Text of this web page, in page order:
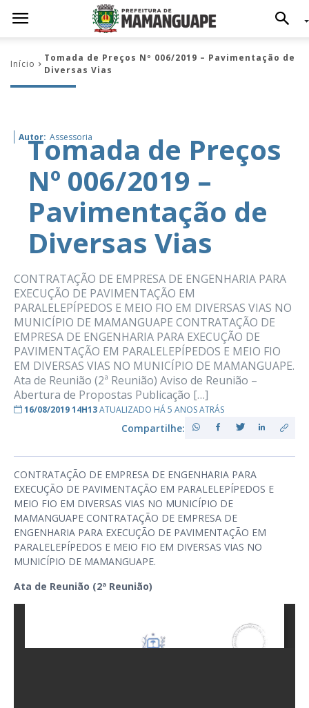
Início
Tomada de Preços Nº 006/2019 – Pavimentação de
Diversas Vias
Autor: Assessoria
Tomada de Preços
Nº 006/2019 –
Pavimentação de
Diversas Vias
CONTRATAÇÃO DE EMPRESA DE ENGENHARIA PARA
EXECUÇÃO DE PAVIMENTAÇÃO EM
PARALELEPÍPEDOS E MEIO FIO EM DIVERSAS VIAS NO
MUNICÍPIO DE MAMANGUAPE CONTRATAÇÃO DE
EMPRESA DE ENGENHARIA PARA EXECUÇÃO DE
PAVIMENTAÇÃO EM PARALELEPÍPEDOS E MEIO FIO
EM DIVERSAS VIAS NO MUNICÍPIO DE MAMANGUAPE.
Ata de Reunião (2ª Reunião) Aviso de Reunião –
Abertura de Propostas Publicação […]
16/08/2019 14H13ATUALIZADO HÁ 5 ANOS ATRÁS
Compartilhe:
CONTRATAÇÃO DE EMPRESA DE ENGENHARIA PARA
EXECUÇÃO DE PAVIMENTAÇÃO EM PARALELEPÍPEDOS E
MEIO FIO EM DIVERSAS VIAS NO MUNICÍPIO DE
MAMANGUAPE CONTRATAÇÃO DE EMPRESA DE
ENGENHARIA PARA EXECUÇÃO DE PAVIMENTAÇÃO EM
PARALELEPÍPEDOS E MEIO FIO EM DIVERSAS VIAS NO
MUNICÍPIO DE MAMANGUAPE.
Ata de Reunião (2ª Reunião)